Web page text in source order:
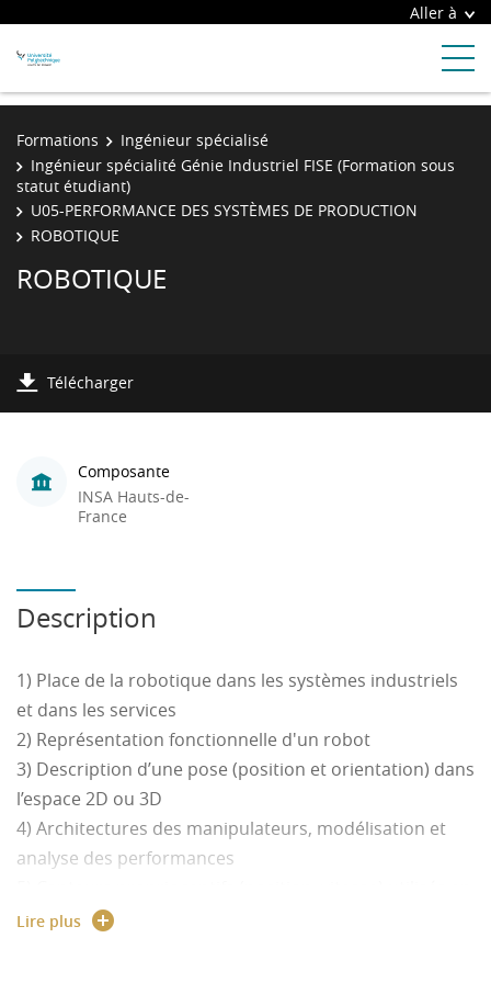
Aller à
Formations
Ingénieur spécialisé
Ingénieur spécialité Génie Industriel FISE (Formation sous
statut étudiant)
U05-PERFORMANCE DES SYSTÈMES DE PRODUCTION
ROBOTIQUE
ROBOTIQUE
Télécharger
Composante
INSA Hauts-de-
France
Description
1) Place de la robotique dans les systèmes industriels
et dans les services
2) Représentation fonctionnelle d'un robot
3) Description d’une pose (position et orientation) dans
l’espace 2D ou 3D
4) Architectures des manipulateurs, modélisation et
analyse des performances
robotique
Lire plus